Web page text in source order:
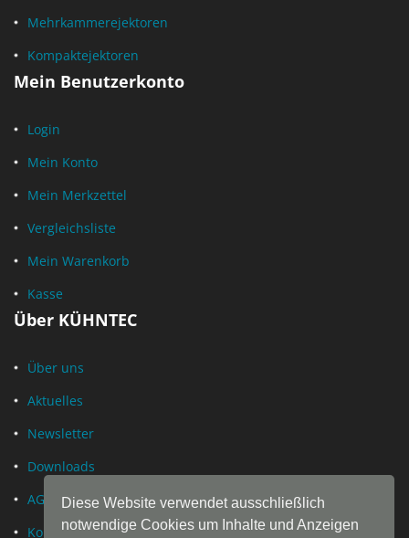
Diese Website verwendet ausschließlich
notwendige Cookies um Inhalte und Anzeigen
Mehrkammerejektoren
Kompaktejektoren
Mein Benutzerkonto
Login
Mein Konto
Mein Merkzettel
Vergleichsliste
Mein Warenkorb
Kasse
Über KÜHNTEC
Über uns
Aktuelles
Newsletter
Downloads
AGB
Kontakt